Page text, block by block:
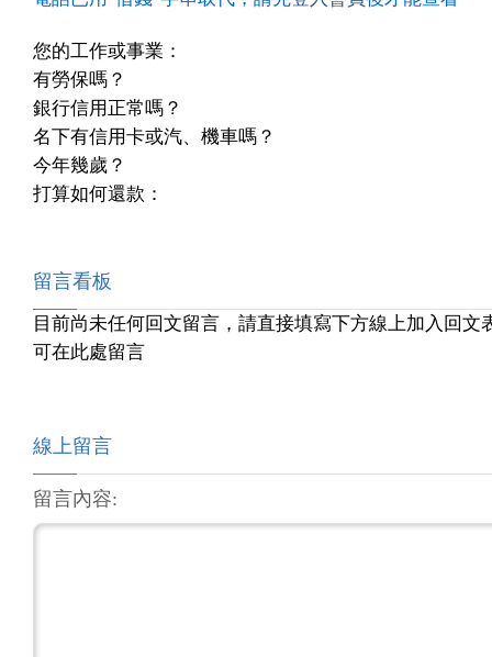
您的工作或事業：
有勞保嗎？
銀行信用正常嗎？
名下有信用卡或汽、機車嗎？
今年幾歲？
打算如何還款：
留言看板
目前尚未任何回文留言，請直接填寫下方線上加入回文
可在此處留言
線上留言
留言內容: